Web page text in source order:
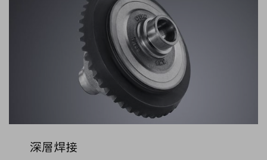
深層焊接